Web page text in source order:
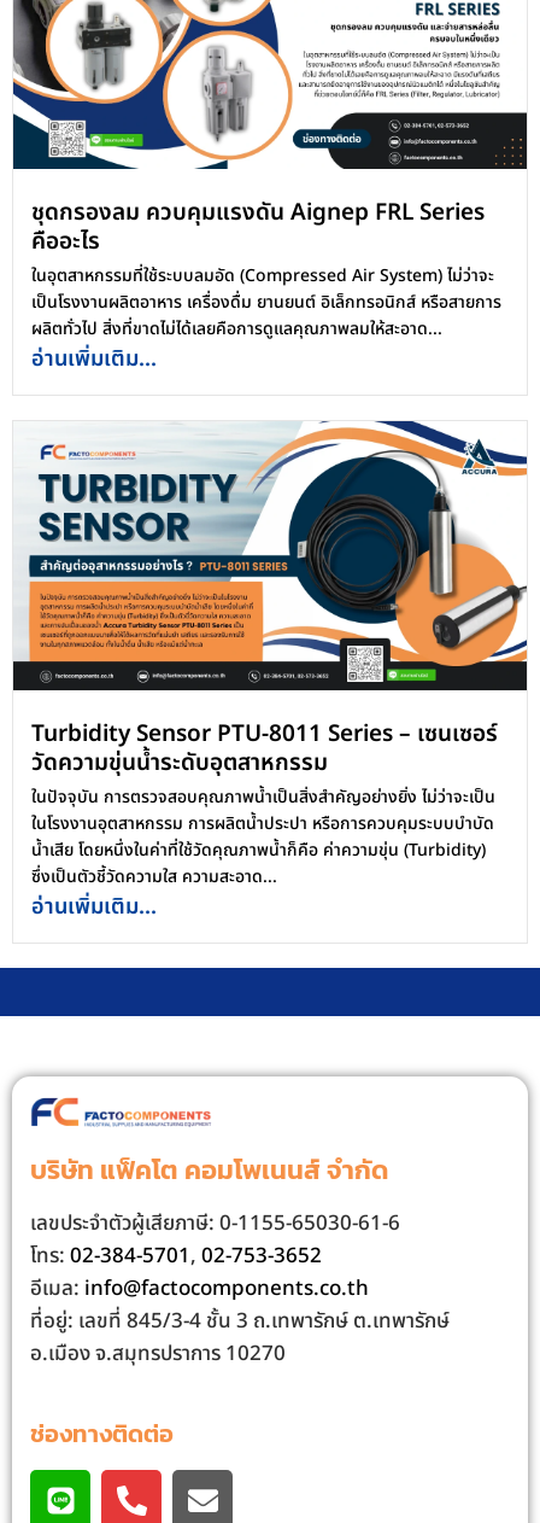
ชุดกรองลม ควบคุมแรงดัน Aignep FRL Series
คืออะไร
ในอุตสาหกรรมที่ใช้ระบบลมอัด (Compressed Air System) ไม่ว่าจะ
เป็นโรงงานผลิตอาหาร เครื่องดื่ม ยานยนต์ อิเล็กทรอนิกส์ หรือสายการ
ผลิตทั่วไป สิ่งที่ขาดไม่ได้เลยคือการดูแลคุณภาพลมให้สะอาด...
อ่านเพิ่มเติม...
Turbidity Sensor PTU-8011 Series – เซนเซอร์
วัดความขุ่นน้ำระดับอุตสาหกรรม
ในปัจจุบัน การตรวจสอบคุณภาพน้ำเป็นสิ่งสำคัญอย่างยิ่ง ไม่ว่าจะเป็น
ในโรงงานอุตสาหกรรม การผลิตน้ำประปา หรือการควบคุมระบบบำบัด
น้ำเสีย โดยหนึ่งในค่าที่ใช้วัดคุณภาพน้ำก็คือ ค่าความขุ่น (Turbidity)
ซึ่งเป็นตัวชี้วัดความใส ความสะอาด...
อ่านเพิ่มเติม...
บริษัท แฟ็คโต คอมโพเนนส์ จํากัด
เลขประจําตัวผู้เสียภาษี: 0-1155-65030-61-6
โทร:02-384-5701,02-753-3652
อีเมล: info@factocomponents.co.th
ที่อยู่: เลขที่ 845/3-4 ชั้น 3 ถ.เทพารักษ์ ต.เทพารักษ์
อ.เมือง จ.สมุทรปราการ 10270
ช่องทางติดต่อ